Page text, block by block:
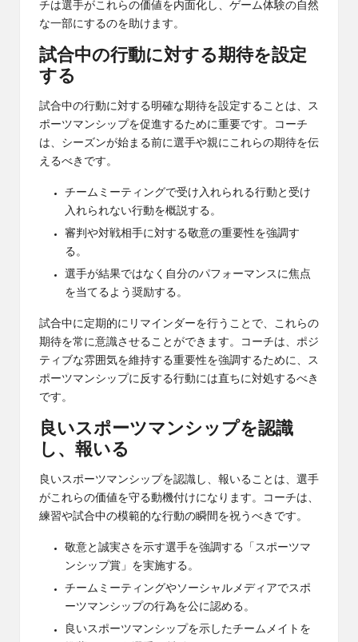
チは選手がこれらの価値を内面化し、ゲーム体験の自然
な一部にするのを助けます。
試合中の行動に対する期待を設定
する
試合中の行動に対する明確な期待を設定することは、ス
ポーツマンシップを促進するために重要です。コーチ
は、シーズンが始まる前に選手や親にこれらの期待を伝
えるべきです。
チームミーティングで受け入れられる行動と受け
入れられない行動を概説する。
審判や対戦相手に対する敬意の重要性を強調す
る。
選手が結果ではなく自分のパフォーマンスに焦点
を当てるよう奨励する。
試合中に定期的にリマインダーを行うことで、これらの
期待を常に意識させることができます。コーチは、ポジ
ティブな雰囲気を維持する重要性を強調するために、ス
ポーツマンシップに反する行動には直ちに対処するべき
です。
良いスポーツマンシップを認識
し、報いる
良いスポーツマンシップを認識し、報いることは、選手
がこれらの価値を守る動機付けになります。コーチは、
練習や試合中の模範的な行動の瞬間を祝うべきです。
敬意と誠実さを示す選手を強調する「スポーツマ
ンシップ賞」を実施する。
チームミーティングやソーシャルメディアでスポ
ーツマンシップの行為を公に認める。
良いスポーツマンシップを示したチームメイトを